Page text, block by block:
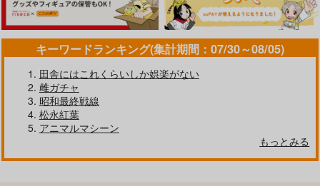
キーワードランキング(集計期間：07/30～08/05)
田舎にはこれくらいしか娯楽がない
雌ガチャ
昭和最終戦線
松永紅葉
アニマルマシーン
もっとみる